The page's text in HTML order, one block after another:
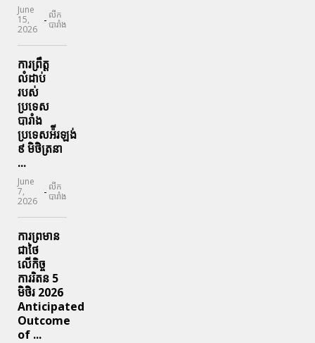
June
15,
2026
- លីក
បារាំង
ការព្រឹត្ត
លំដាប់
របស់
ប្រទេស
បារាំង
ប្រទេសអ៉ីរឡង់
៩ មិថិត្រនា
...
June
7,
2026
- លីក
បារាំង
ការព្រមាន
ជាថៃ
លើកិច្ច
ការរិតន 5
មិថិរ 2026
Anticipated
Outcome
of ...